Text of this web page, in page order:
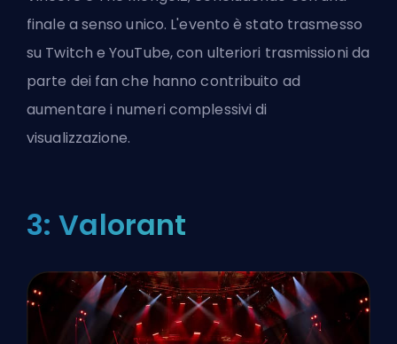
finale a senso unico. L'evento è stato trasmesso
su Twitch e YouTube, con ulteriori trasmissioni da
parte dei fan che hanno contribuito ad
aumentare i numeri complessivi di
visualizzazione.
3: Valorant